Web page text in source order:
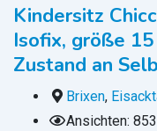
Kindersitz
Isofix, größe
Zustand an
Brixen,
Ansichten: 853